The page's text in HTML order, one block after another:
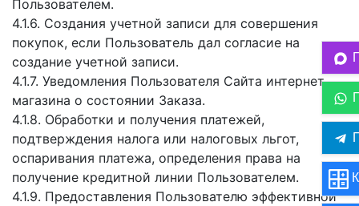
Пользователем.
4.1.6. Создания учетной записи для совершения
покупок, если Пользователь дал согласие на
создание учетной записи.
4.1.7. Уведомления Пользователя Сайта интернет-
магазина о состоянии Заказа.
4.1.8. Обработки и получения платежей,
подтверждения налога или налоговых льгот,
оспаривания платежа, определения права на
получение кредитной линии Пользователем.
4.1.9. Предоставления Пользователю эффективной